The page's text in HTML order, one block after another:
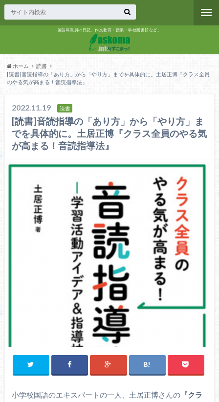
国語科教員の日記。作文教育・授業・学校図書館など。
ホーム
読書
[読書]音読指導の「あり方」から「やり方」までを具体的に。土居正博『クラス全員
のやる気が高まる！音読指導法』
2022.11.19 読書
[読書]音読指導の「あり方」から「やり方」ま
でを具体的に。土居正博『クラス全員のやる気
が高まる！音読指導法』
小学校国語のエキスパートの一人、土居正博さんの『クラ